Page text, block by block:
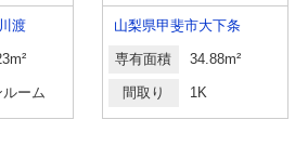
渡
ルーム
山梨県甲斐市大下条
専有面積 34.88m²
間取り 1K